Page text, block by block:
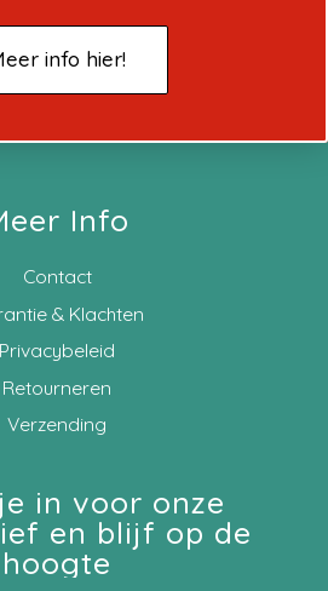
info hier!
Info
Contact
& Klachten
Privacybeleid
Retourneren
Verzending
in voor onze
en blijf op de
hoogte